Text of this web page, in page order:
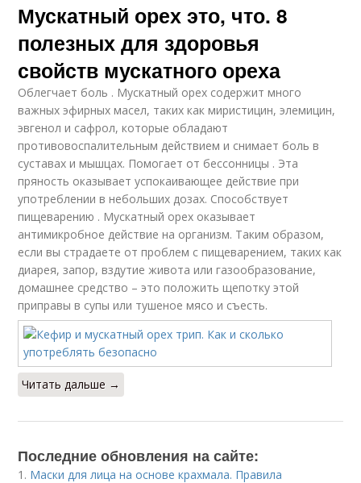
Мускатный орех это, что. 8
полезных для здоровья
свойств мускатного ореха
Облегчает боль . Мускатный орех содержит много
важных эфирных масел, таких как миристицин, элемицин,
эвгенол и сафрол, которые обладают
противовоспалительным действием и снимает боль в
суставах и мышцах. Помогает от бессонницы . Эта
пряность оказывает успокаивающее действие при
употреблении в небольших дозах. Способствует
пищеварению . Мускатный орех оказывает
антимикробное действие на организм. Таким образом,
если вы страдаете от проблем с пищеварением, таких как
диарея, запор, вздутие живота или газообразование,
домашнее средство – это положить щепотку этой
приправы в супы или тушеное мясо и съесть.
Читать дальше →
Последние обновления на сайте:
1. Маски для лица на основе крахмала. Правила